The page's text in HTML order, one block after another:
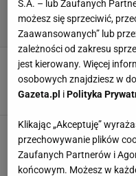
Sześciu
Grozi im
Hubert
Absolutny
udział w
Hubert
S.A. – lub Zaufanych
możesz się sprzeciwić,
Zaawansowanych” lub
zależności od zakresu
jest kierowany. Więcej
osobowych znajdziesz w
Gazeta.pl iPolityka
Klikając „Akceptuję”
przechowywanie plików
Zaufanych Partnerów i
końcowym. Możesz w